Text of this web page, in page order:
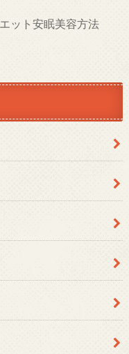
ット安眠美容方法